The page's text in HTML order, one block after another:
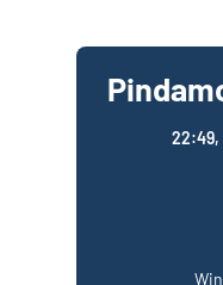
22:49,